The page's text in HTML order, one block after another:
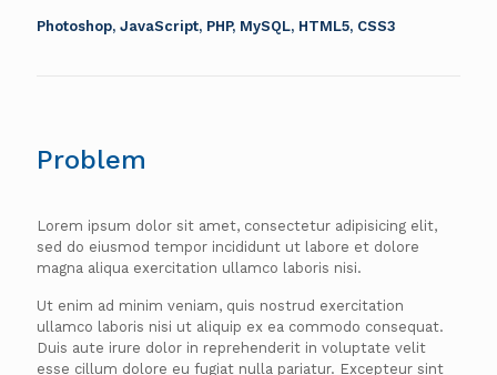
Photoshop, JavaScript, PHP, MySQL, HTML5, CSS3
Problem
Lorem ipsum dolor sit amet, consectetur adipisicing elit,
sed do eiusmod tempor incididunt ut labore et dolore
magna aliqua exercitation ullamco laboris nisi.
Ut enim ad minim veniam, quis nostrud exercitation
ullamco laboris nisi ut aliquip ex ea commodo consequat.
Duis aute irure dolor in reprehenderit in voluptate velit
esse cillum dolore eu fugiat nulla pariatur. Excepteur sint